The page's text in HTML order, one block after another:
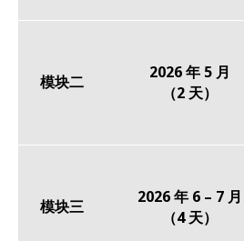
模块二
2026 年 5 月
（2 天）
模块三
2026 年 6 – 7 月
（4 天）